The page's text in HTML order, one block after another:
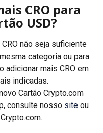
CRO para
USD?
não seja suficiente
categoria ou para
adicionar mais CRO em
indicadas.
Cartão Crypto.com
consulte nosso site ou